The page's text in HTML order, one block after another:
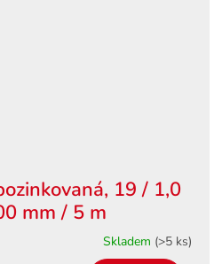
19 / 1,0
mm / 5 m
Skladem (>5 ks)